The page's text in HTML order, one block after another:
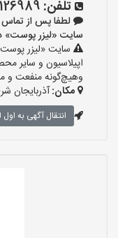
تلفن:
لطفا پس از تماس
سایت «لیزر پوست» دیده ام
سایت «لیزر
اپیلاسیون و سایر
وهیچ‌گونه منفعت و
مکان:آذربایجان
انتقال آگهی به